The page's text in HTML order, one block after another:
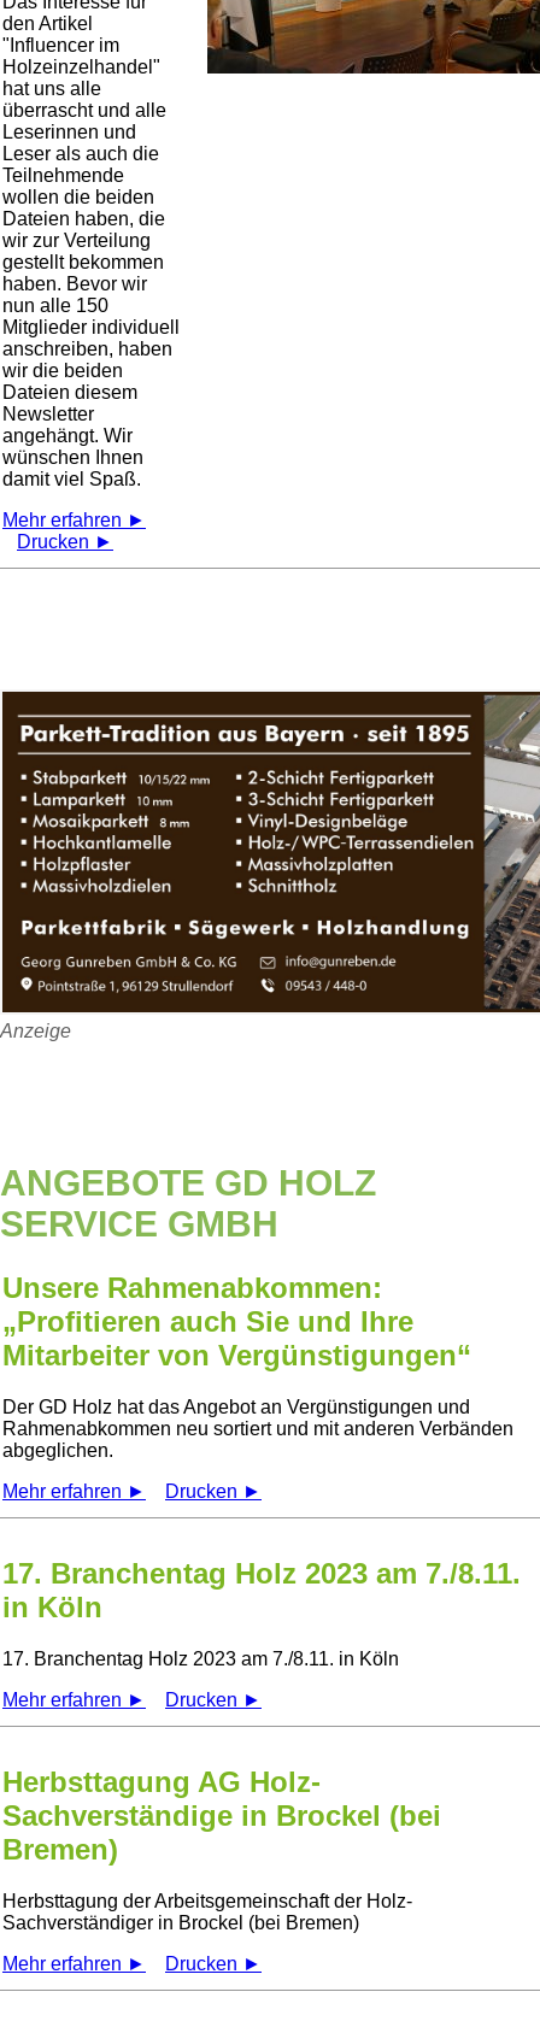
den Artikel
Influencer im
Holzeinzelhandel
hat uns alle
überrascht und alle
Leserinnen und
Leser als auch die
Teilnehmende
wollen die beiden
Dateien haben, die
wir zur Verteilung
gestellt bekommen
haben. Bevor wir
nun alle 150
Mitglieder individuell
anschreiben, haben
wir die beiden
Dateien diesem
Newsletter
angehängt. Wir
wünschen Ihnen
damit viel Spaß.
Mehr erfahren ►
Drucken ►
Anzeige
ANGEBOTE GD HOLZ
SERVICE GMBH
Unsere Rahmenabkommen:
„Profitieren auch Sie und Ihre
Mitarbeiter von Vergünstigungen“
Der GD Holz hat das Angebot an Vergünstigungen und
Rahmenabkommen neu sortiert und mit anderen Verbänden
abgeglichen.
Mehr erfahren ►
Drucken ►
17. Branchentag Holz 2023 am 7./8.11.
in Köln
17. Branchentag Holz 2023 am 7./8.11. in Köln
Mehr erfahren ►
Drucken ►
Herbsttagung AG Holz-
Sachverständige in Brockel (bei
Bremen)
Herbsttagung der Arbeitsgemeinschaft der Holz-
Sachverständiger in Brockel (bei Bremen)
Mehr erfahren ►
Drucken ►